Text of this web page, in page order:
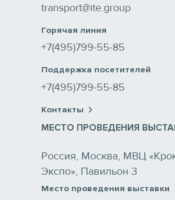
transport@ite.group
Горячая линия
+7(495)799-55-85
Поддержка посетителей
+7(495)799-55-85
Контакты
МЕСТО ПРОВЕДЕНИЯ
Россия, Москва, МВЦ
Экспо», Павильон 3
Место проведения выставки